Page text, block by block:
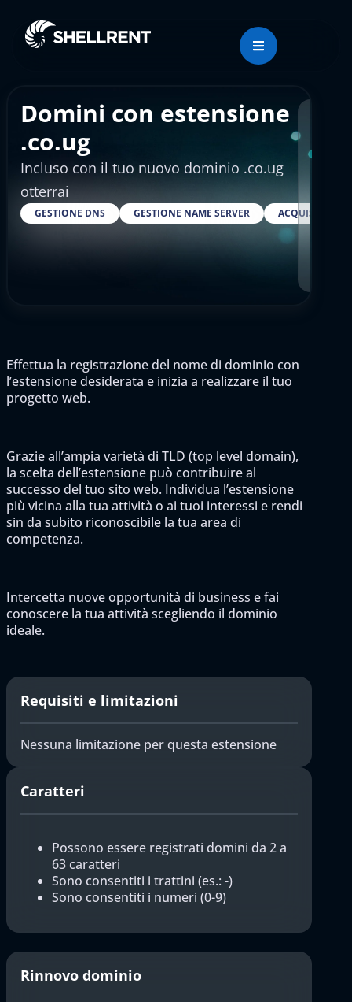
Domini con estensione
.co.ug
Incluso con il tuo nuovo dominio .co.ug
otterrai
GESTIONE DNS GESTIONE NAME SERVER ACQUISTARE
Effettua la registrazione del nome di dominio con
l’estensione desiderata e inizia a realizzare il tuo
progetto web.
Grazie all’ampia varietà di TLD (top level domain),
la scelta dell’estensione può contribuire al
successo del tuo sito web. Individua l’estensione
più vicina alla tua attività o ai tuoi interessi e rendi
sin da subito riconoscibile la tua area di
competenza.
Intercetta nuove opportunità di business e fai
conoscere la tua attività scegliendo il dominio
ideale.
Requisiti e limitazioni
Nessuna limitazione per questa estensione
Caratteri
Possono essere registrati domini da 2 a
63 caratteri
Sono consentiti i trattini (es.: -)
Sono consentiti i numeri (0-9)
Rinnovo dominio